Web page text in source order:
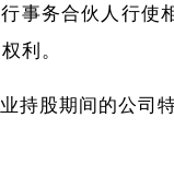
事务合伙人行
利。
持股期间的公司